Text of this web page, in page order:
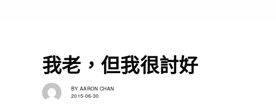
我老，但我很討好
BY AARON CHAN
2015-06-30